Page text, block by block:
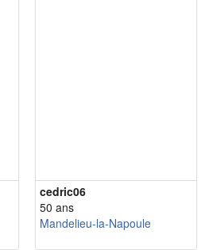
cedric06
50 ans
Mandelieu-la-Napoule